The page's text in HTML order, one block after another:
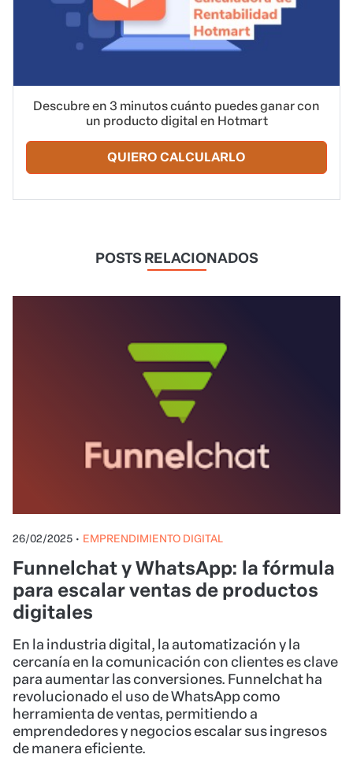
Descubre en 3 minutos cuánto puedes ganar con
un producto digital en Hotmart
QUIERO CALCULARLO
POSTS RELACIONADOS
26/02/2025 • EMPRENDIMIENTO DIGITAL
Funnelchat y WhatsApp: la fórmula
para escalar ventas de productos
digitales
En la industria digital, la automatización y la
cercanía en la comunicación con clientes es clave
para aumentar las conversiones. Funnelchat ha
revolucionado el uso de WhatsApp como
herramienta de ventas, permitiendo a
emprendedores y negocios escalar sus ingresos
de manera eficiente.